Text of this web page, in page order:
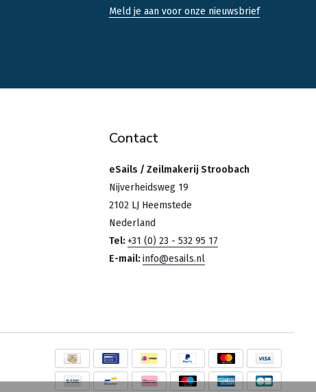
Meld je aan voor onze nieuwsbrief
Contact
eSails / Zeilmakerij Stroobach
Nijverheidsweg 19
2102 LJ Heemstede
Nederland
Tel: +31 (0) 23 - 532 95 17
E-mail: info@esails.nl